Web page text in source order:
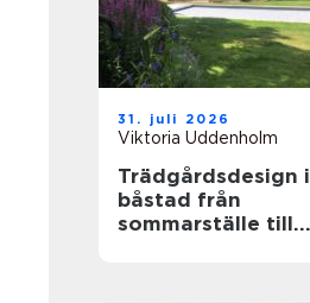
31. juli 2026
Viktoria Uddenholm
Trädgårdsdesign i
båstad från
sommarställe till